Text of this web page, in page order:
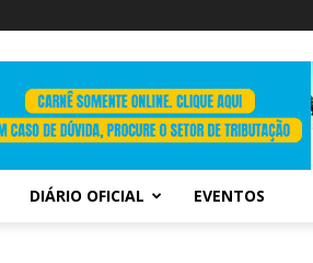
DIÁRIO OFICIAL EVENTOS